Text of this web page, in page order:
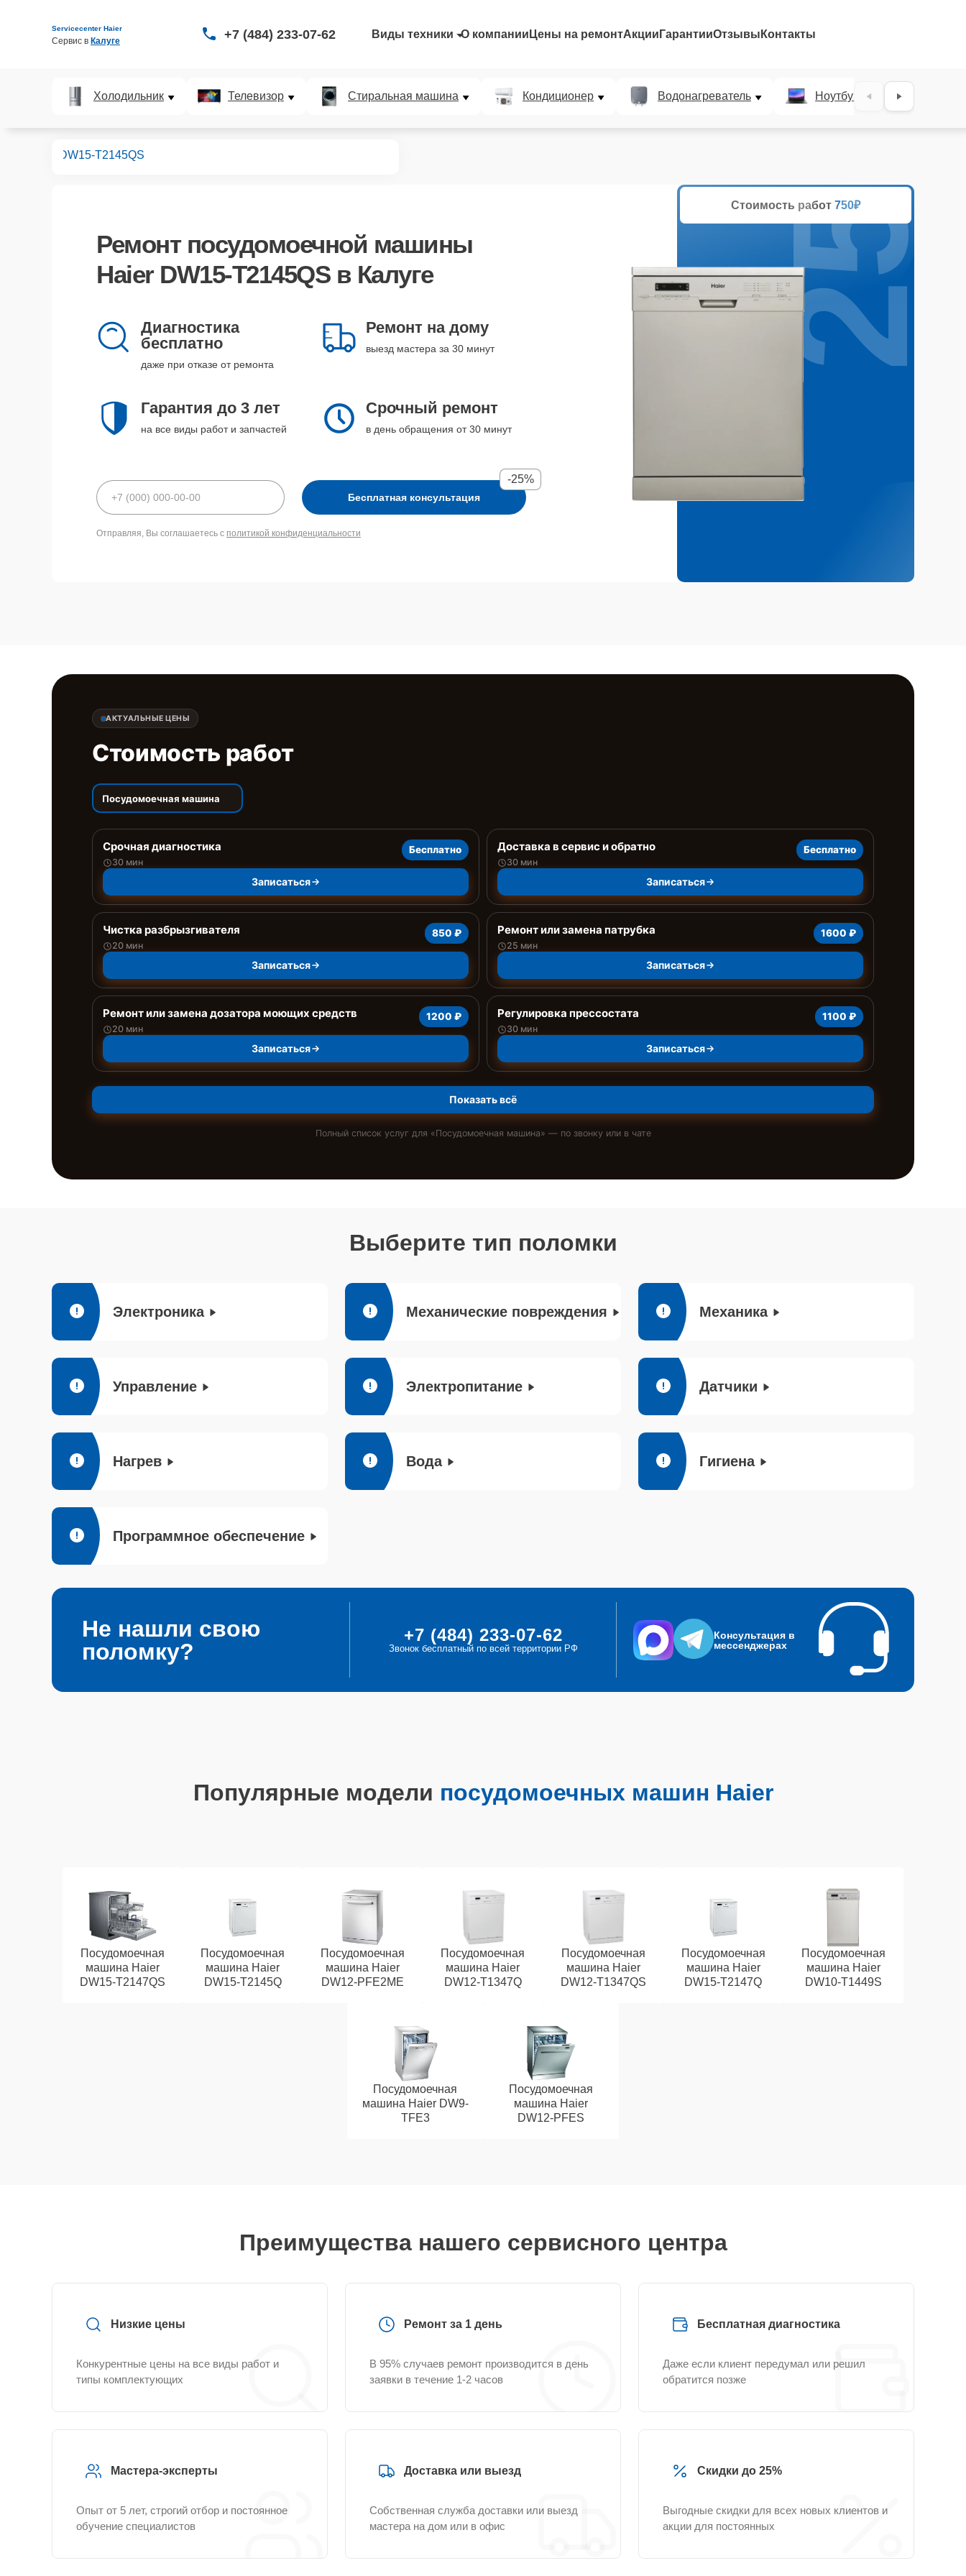
Servicecenter Haier
Сервис в Калуге +7 (484) 233-07-62 Виды техники О компании Цены на ремонтАкции ГарантииОтзывы Контакты
Холодильник Телевизор Стиральная машина Кондиционер Водонагреватель Ноутбук
DW15-T2145QS
Ремонт посудомоечной машины
Haier DW15-T2145QSв Калуге
Диагностика
бесплатно
даже при отказе от ремонта
Ремонт на дому
выезд мастера за 30 минут
Гарантия до 3 лет
на все виды работ и запчастей
Срочный ремонт
в день обращения от 30 минут
Бесплатная консультация
-25%
Отправляя, Вы соглашаетесь с политикой конфиденциальности
Стоимость работ 750₽
25%
АКТУАЛЬНЫЕ ЦЕНЫ
Стоимость работ
Посудомоечная машина
Срочная диагностика
30 мин
Бесплатно
Записаться
Доставка в сервис и обратно
30 мин
Бесплатно
Записаться
Чистка разбрызгивателя
20 мин
850 ₽
Записаться
Ремонт или замена патрубка
25 мин
1600 ₽
Записаться
Ремонт или замена дозатора моющих средств
20 мин
1200 ₽
Записаться
Регулировка прессостата
30 мин
1100 ₽
Записаться
Показать всё
Полный список услуг для «Посудомоечная машина» — по звонку или в чате
Выберите тип поломки
Электроника Механические повреждения Механика
Управление Электропитание Датчики
Нагрев Вода Гигиена
Программное обеспечение
Не нашли свою
поломку?
+7 (484) 233-07-62
Звонок бесплатный по всей территории РФ
Консультация в
мессенджерах
Популярные модели посудомоечных машин Haier
Посудомоечная
машина Haier
DW15-T2147QS
Посудомоечная
машина Haier
DW15-T2145Q
Посудомоечная
машина Haier
DW12-PFE2ME
Посудомоечная
машина Haier
DW12-T1347Q
Посудомоечная
машина Haier
DW12-T1347QS
Посудомоечная
машина Haier
DW15-T2147Q
Посудомоечная
машина Haier
DW10-T1449S
Посудомоечная
машина Haier DW9-
TFE3
Посудомоечная
машина Haier
DW12-PFES
Преимущества нашего сервисного центра
Низкие цены
Конкурентные цены на все виды работ и
типы комплектующих
Ремонт за 1 день
В 95% случаев ремонт производится в день
заявки в течение 1-2 часов
Бесплатная диагностика
Даже если клиент передумал или решил
обратится позже
Мастера-эксперты
Опыт от 5 лет, строгий отбор и постоянное
обучение специалистов
Доставка или выезд
Собственная служба доставки или выезд
мастера на дом или в офис
Скидки до 25%
Выгодные скидки для всех новых клиентов и
акции для постоянных